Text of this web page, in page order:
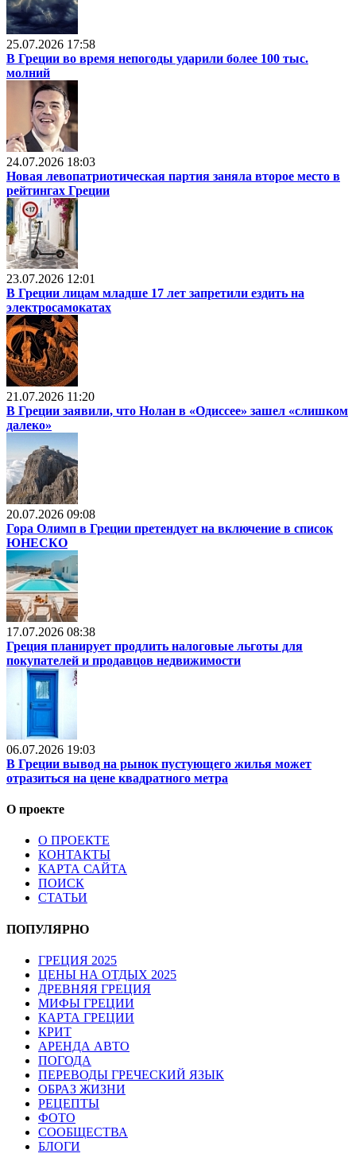
25.07.2026 17:58
В Греции во время непогоды ударили более 100 тыс.
молний
24.07.2026 18:03
Новая левопатриотическая партия заняла второе место в
рейтингах Греции
23.07.2026 12:01
В Греции лицам младше 17 лет запретили ездить на
электросамокатах
21.07.2026 11:20
В Греции заявили, что Нолан в «Одиссее» зашел «слишком
далеко»
20.07.2026 09:08
Гора Олимп в Греции претендует на включение в список
ЮНЕСКО
17.07.2026 08:38
Греция планирует продлить налоговые льготы для
покупателей и продавцов недвижимости
06.07.2026 19:03
В Греции вывод на рынок пустующего жилья может
отразиться на цене квадратного метра
О проекте
О ПРОЕКТЕ
КОНТАКТЫ
КАРТА САЙТА
ПОИСК
СТАТЬИ
ПОПУЛЯРНО
ГРЕЦИЯ 2025
ЦЕНЫ НА ОТДЫХ 2025
ДРЕВНЯЯ ГРЕЦИЯ
МИФЫ ГРЕЦИИ
КАРТА ГРЕЦИИ
КРИТ
АРЕНДА АВТО
ПОГОДА
ПЕРЕВОДЫ ГРЕЧЕСКИЙ ЯЗЫК
ОБРАЗ ЖИЗНИ
РЕЦЕПТЫ
ФОТО
СООБЩЕСТВА
БЛОГИ